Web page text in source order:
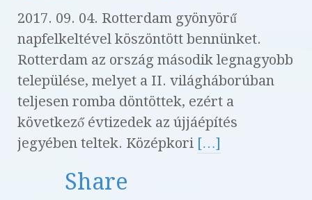
2017. 09. 04. Rotterdam gyönyörű
napfelkeltével köszöntött bennünket.
Rotterdam az ország második legnagyobb
települése, melyet a II. világháborúban
teljesen romba döntöttek, ezért a
következő évtizedek az újjáépítés
jegyében teltek. Középkori […]
Share